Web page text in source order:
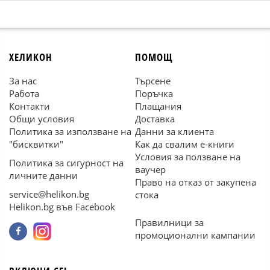
ХЕЛИКОН
За нас
Работа
Контакти
Общи условия
Политика за използване на
"бисквитки"
Политика за сигурност на
личните данни
service@helikon.bg
Helikon.bg във Facebook
ПОМОЩ
Търсене
Поръчка
Плащания
Доставка
Данни за клиента
Как да свалим е-книги
Условия за ползване на
ваучер
Право на отказ от закупена
стока
Правилници за
промоционални кампании